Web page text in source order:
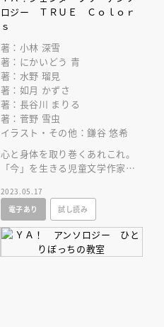
ロジー ＴＲＵＥ Ｃｏｌｏｒ
ｓ
著：小林 深雪
著：にかいどう 青
著：水野 瑠見
著：如月 かずさ
著：長谷川 まりる
著：菅野 雪虫
イラスト・その他：鎌谷 悠希
心と身体を取り巻くあれこれ。
「今」を生きる児童文学作家が
物語をつづった、珠玉のアンソ
ロジー。
2023.05.17
電子あり
試し読み